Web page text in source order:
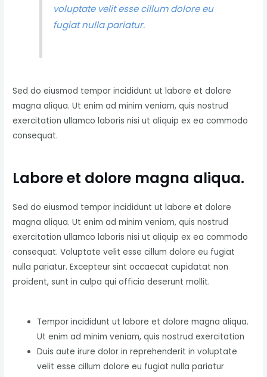
voluptate velit esse cillum dolore eu
fugiat nulla pariatur.
Sed do eiusmod tempor incididunt ut labore et dolore
magna aliqua. Ut enim ad minim veniam, quis nostrud
exercitation ullamco laboris nisi ut aliquip ex ea commodo
consequat.
Labore et dolore magna aliqua.
Sed do eiusmod tempor incididunt ut labore et dolore
magna aliqua. Ut enim ad minim veniam, quis nostrud
exercitation ullamco laboris nisi ut aliquip ex ea commodo
consequat. Voluptate velit esse cillum dolore eu fugiat
nulla pariatur. Excepteur sint occaecat cupidatat non
proident, sunt in culpa qui officia deserunt mollit.
Tempor incididunt ut labore et dolore magna aliqua.
Ut enim ad minim veniam, quis nostrud exercitation
Duis aute irure dolor in reprehenderit in voluptate
velit esse cillum dolore eu fugiat nulla pariatur